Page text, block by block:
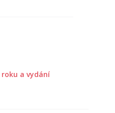
a vydání